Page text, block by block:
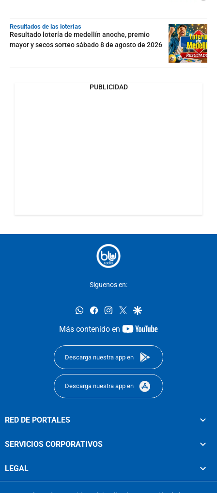
Resultados de las loterías
Resultado lotería de medellín anoche, premio
mayor y secos sorteo sábado 8 de agosto de 2026
PUBLICIDAD
Síguenos en:
whatsappfacebookinstagram
twittergoogle
Más contenido en
youtube-
Descarga nuestra app en
Descarga nuestra app en
RED DE PORTALES
SERVICIOS CORPORATIVOS
LEGAL